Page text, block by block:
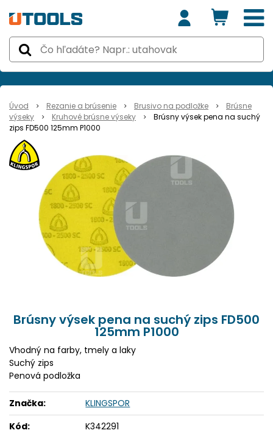
Úvod Rezanie a brúsenie Brusivo na podložke
Brúsne
výseky
Kruhové brúsne výseky
Brúsny výsek pena na suchý
zips FD500 125mm P1000
Brúsny výsek pena na suchý zips FD500
125mm P1000
Vhodný na farby, tmely a laky
Suchý zips
Penová podložka
Značka:
KLINGSPOR
Kód:
K342291